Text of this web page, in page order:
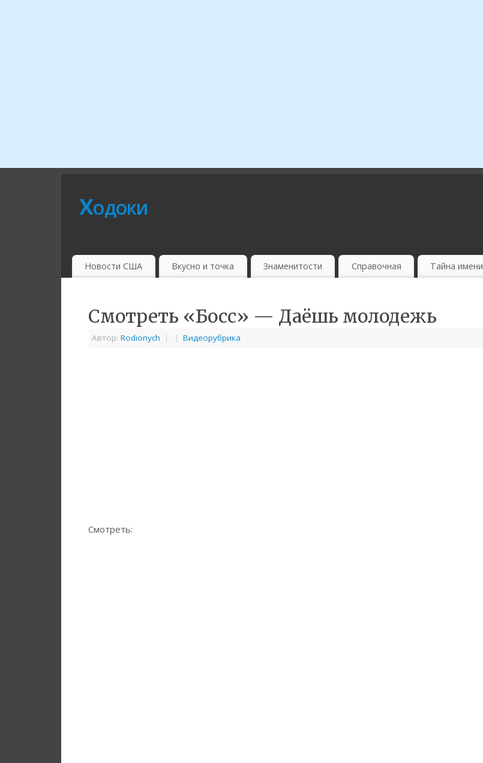
Ходоки
Новости США Вкусно и точка Знаменитости Справочная Тайна имени
Смотреть «Босс» — Даёшь молодежь
Автор: Rodionych | | Видеорубрика
Смотреть: